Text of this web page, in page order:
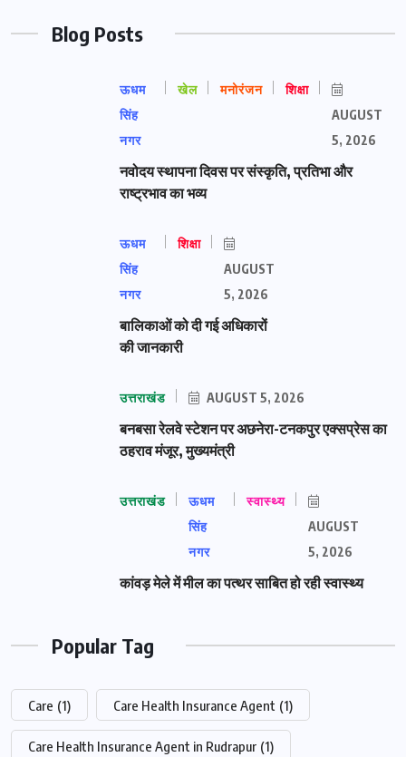
Blog Posts
ऊधम
सिंह
नगर
खेल मनोरंजन शिक्षा
AUGUST
5, 2026
नवोदय स्थापना दिवस पर संस्कृति, प्रतिभा और
राष्ट्रभाव का भव्य
ऊधम
सिंह
नगर
शिक्षा
AUGUST
5, 2026
बालिकाओं को दी गई अधिकारों
की जानकारी
उत्तराखंड AUGUST 5, 2026
बनबसा रेलवे स्टेशन पर अछनेरा-टनकपुर एक्सप्रेस का
ठहराव मंजूर, मुख्यमंत्री
उत्तराखंड
ऊधम
सिंह
नगर
स्वास्थ्य
AUGUST
5, 2026
कांवड़ मेले में मील का पत्थर साबित हो रही स्वास्थ्य
Popular Tag
Care (1) Care Health Insurance Agent (1)
Care Health Insurance Agent in Rudrapur (1)